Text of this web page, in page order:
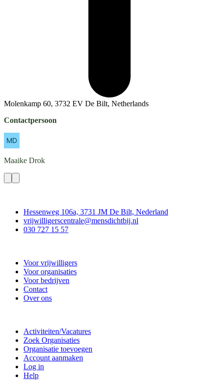
Molenkamp 60, 3732 EV De Bilt, Netherlands
Contactpersoon
Maaike Drok
Hessenweg 106a, 3731 JM De Bilt, Nederland
vrijwilligerscentrale@mensdichtbij.nl
030 727 15 57
Voor vrijwilligers
Voor organisaties
Voor bedrijven
Contact
Over ons
Activiteiten/Vacatures
Zoek Organisaties
Organisatie toevoegen
Account aanmaken
Log in
Help